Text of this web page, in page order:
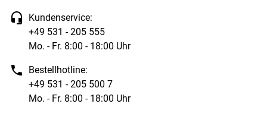
Kundenservice:
+49 531 - 205 555
Mo. - Fr. 8:00 - 18:00 Uhr
Bestellhotline:
+49 531 - 205 500 7
Mo. - Fr. 8:00 - 18:00 Uhr